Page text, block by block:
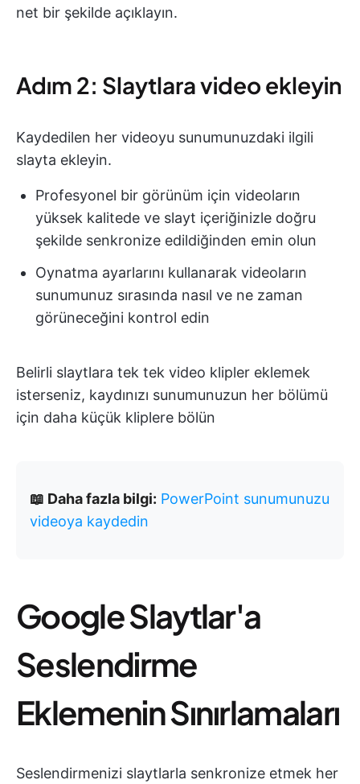
net bir şekilde açıklayın.
Adım 2: Slaytlara video ekleyin
Kaydedilen her videoyu sunumunuzdaki ilgili
slayta ekleyin.
Profesyonel bir görünüm için videoların
yüksek kalitede ve slayt içeriğinizle doğru
şekilde senkronize edildiğinden emin olun
Oynatma ayarlarını kullanarak videoların
sunumunuz sırasında nasıl ve ne zaman
görüneceğini kontrol edin
Belirli slaytlara tek tek video klipler eklemek
isterseniz, kaydınızı sunumunuzun her bölümü
için daha küçük kliplere bölün
📖 Daha fazla bilgi: PowerPoint sunumunuzu
videoya kaydedin
Google Slaytlar'a
Seslendirme
Eklemenin Sınırlamaları
Seslendirmenizi slaytlarla senkronize etmek her